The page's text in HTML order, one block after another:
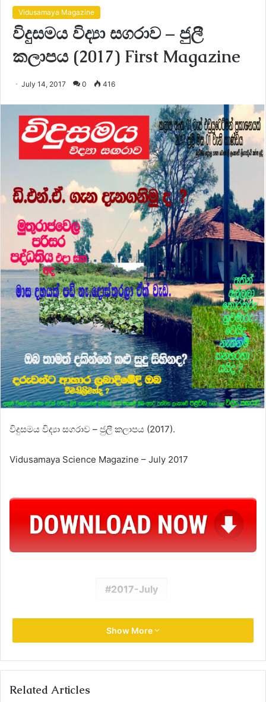
Vidusamaya Magazine
විදුසමය විද්‍යා සගරාව – ජුලී
කලාපය (2017) First Magazine
July 14, 2017 0 416
විදුසමය විද්‍යා සගරාව – ජුලී කලාපය (2017).
Vidusamaya Science Magazine – July 2017
2017-July
Show More
Related Articles